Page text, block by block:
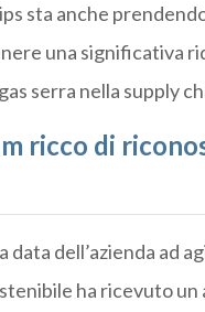
sta anche
una significativa
serra nella supply
ricco di
data dell’azienda ad
ha ricevuto un